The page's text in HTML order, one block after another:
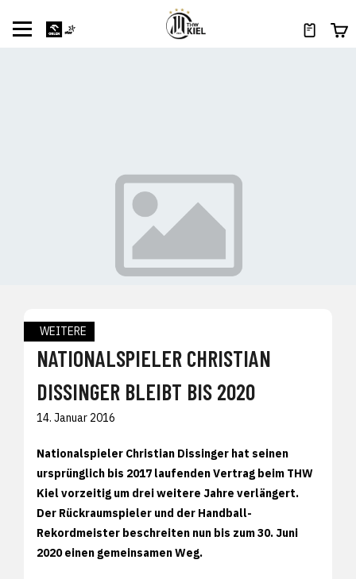
WEITERE
NATIONALSPIELER CHRISTIAN
DISSINGER BLEIBT BIS 2020
14. Januar 2016
Nationalspieler Christian Dissinger hat seinen
ursprünglich bis 2017 laufenden Vertrag beim THW
Kiel vorzeitig um drei weitere Jahre verlängert.
Der Rückraumspieler und der Handball-
Rekordmeister beschreiten nun bis zum 30. Juni
2020 einen gemeinsamen Weg.